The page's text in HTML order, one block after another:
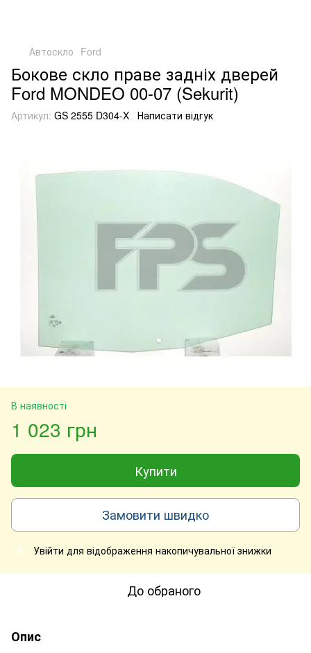
Автоскло Ford
Бокове скло праве задніх дверей
Ford MONDEO 00-07 (Sekurit)
Артикул: GS 2555 D304-X Написати відгук
В наявності
1 023 грн
Купити
Замовити швидко
% Увійти для відображення накопичувальної знижки
До обраного
Опис